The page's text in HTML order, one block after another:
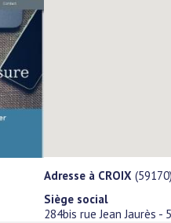
Adresse à CROIX
Siège social
284bis rue Jean Jaurès -